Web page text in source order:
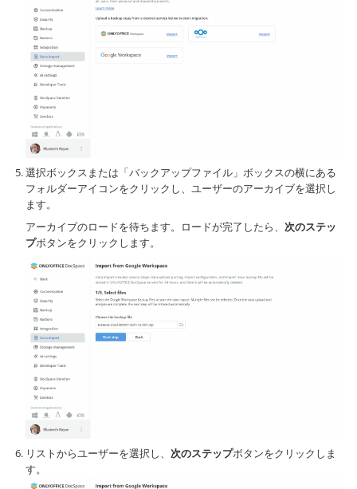
選択ボックスまたは「バックアップファイル」ボックスの横にある
フォルダーアイコンをクリックし、ユーザーのアーカイブを選択し
ます。
アーカイブのロードを待ちます。ロードが完了したら、 次のステッ
プボタンをクリックします。
リストからユーザーを選択し、 次のステップボタンをクリックしま
す。